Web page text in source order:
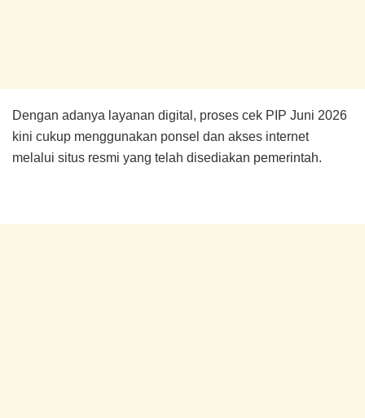
Dengan adanya layanan digital, proses cek PIP Juni 2026
kini cukup menggunakan ponsel dan akses internet
melalui situs resmi yang telah disediakan pemerintah.